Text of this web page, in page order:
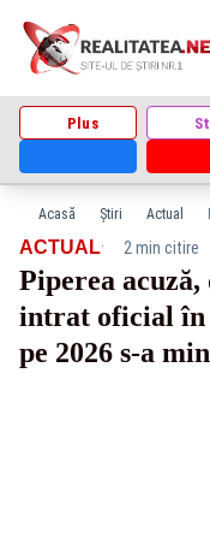
Plus
Acasă Știri Actual
ACTUAL· 2 min citire
Piperea acuză,
intrat oficial în
pe 2026 s-a